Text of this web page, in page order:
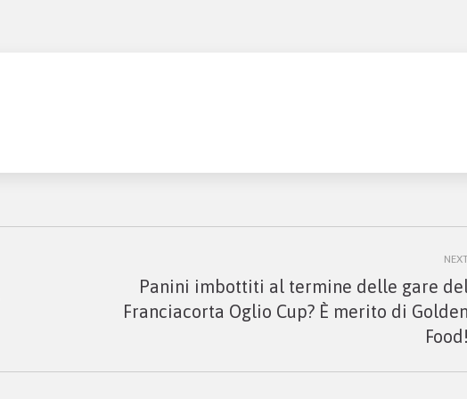
Next
Panini imbottiti al termine delle gare
Franciacorta Oglio Cup? È merito di Golden
Food!